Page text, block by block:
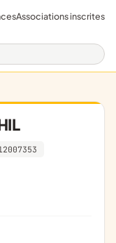
Associations inscrites